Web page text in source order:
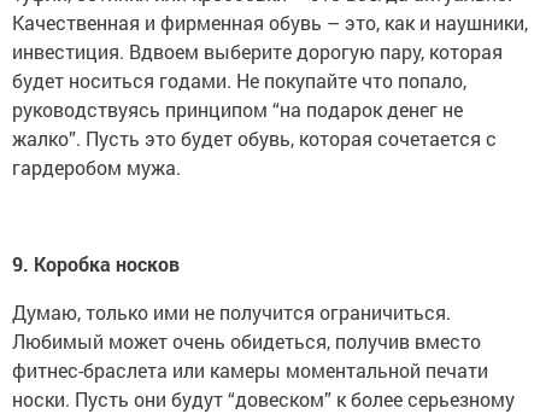
Качественная и фирменная обувь – это, как и наушники,
инвестиция. Вдвоем выберите дорогую пару, которая
будет носиться годами. Не покупайте что попало,
руководствуясь принципом “на подарок денег не
жалко”. Пусть это будет обувь, которая сочетается с
гардеробом мужа.
9. Коробка носков
Думаю, только ими не получится ограничиться.
Любимый может очень обидеться, получив вместо
фитнес-браслета или камеры моментальной печати
носки. Пусть они будут “довеском” к более серьезному